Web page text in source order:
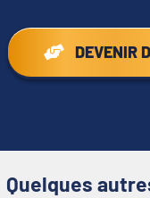
DEVENIR
Quelques